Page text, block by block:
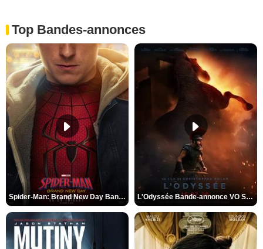
Top Bandes-annonces
Spider-Man: Brand New Day Bande-annonce VO STFR L'Odyssée Bande-annonce VO STFR